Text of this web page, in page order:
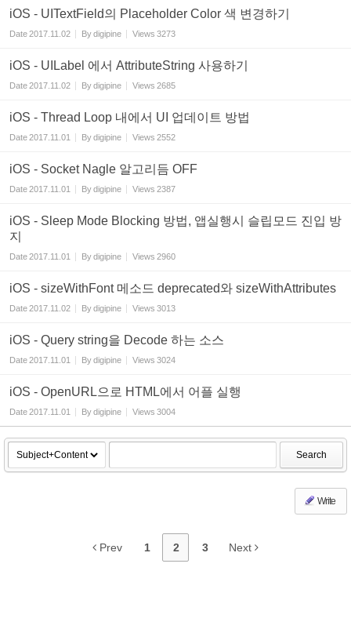
iOS - UITextField의 Placeholder Color 색 변경하기
Date2017.11.02 Bydigipine Views 3273
iOS - UILabel 에서 AttributeString 사용하기
Date2017.11.02 Bydigipine Views 2685
iOS - Thread Loop 내에서 UI 업데이트 방법
Date2017.11.01 Bydigipine Views 2552
iOS - Socket Nagle 알고리듬 OFF
Date2017.11.01 Bydigipine Views 2387
iOS - Sleep Mode Blocking 방법, 앱실행시 슬립모드 진입 방
지
Date2017.11.01 Bydigipine Views 2960
iOS - sizeWithFont 메소드 deprecated와 sizeWithAttributes
Date2017.11.02 Bydigipine Views 3013
iOS - Query string을 Decode 하는 소스
Date2017.11.01 Bydigipine Views 3024
iOS - OpenURL으로 HTML에서 어플 실행
Date2017.11.01 Bydigipine Views 3004
Search
Write
Prev 1 2 3 Next